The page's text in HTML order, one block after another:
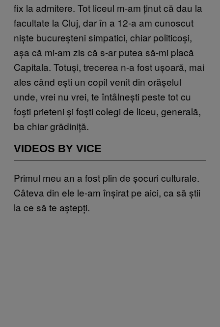
fix la admitere. Tot liceul m-am ținut că dau la
facultate la Cluj, dar în a 12-a am cunoscut
niște bucureșteni simpatici, chiar politicoși,
așa că mi-am zis că s-ar putea să-mi placă
Capitala. Totuși, trecerea n-a fost ușoară, mai
ales când ești un copil venit din orășelul
unde, vrei nu vrei, te întâlnești peste tot cu
foști prieteni și foști colegi de liceu, generală,
ba chiar grădiniță.
VIDEOS BY VICE
Primul meu an a fost plin de șocuri culturale.
Câteva din ele le-am înșirat pe aici, ca să știi
la ce să te aștepți.